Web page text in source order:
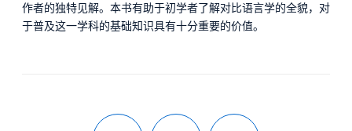
作者的独特见解。本书有助于初学者了解对比语言学的全貌，对
于普及这一学科的基础知识具有十分重要的价值。